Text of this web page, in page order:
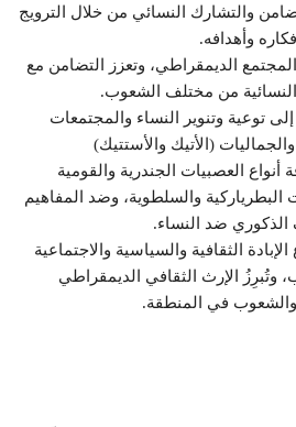
والتشارك النسائي من خلال الترويج
وأهدافه.
الديمقراطي، وتعزز التضامن مع
النسائية من مختلف الشعوب.
توعية وتنوير النساء والمجتمعات
(الأتيك والأستتيك)
أنواع العصبيات الجندرية والقومية
البطرياركية والسلطوية، وضد المفاهيم
الذكوري ضد النساء.
الثقافية والسياسية والاجتماعية
وتُبرِزُ الإرث الثقافي الديمقراطي
والشعوب في المنطقة.